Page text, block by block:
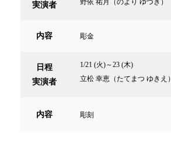
実演者 野依 祐月（のより ゆづき）
内容 彫金
日程
実演者
1/21 (火)～23 (木)
立松 幸恵（たてまつ ゆきえ）
内容 彫刻